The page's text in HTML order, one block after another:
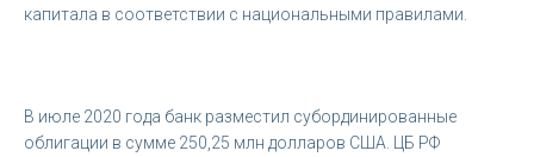
капитала в соответствии с национальными правилами.
В июле 2020 года банк разместил субординированные
облигации в сумме 250,25 млн долларов США. ЦБ РФ